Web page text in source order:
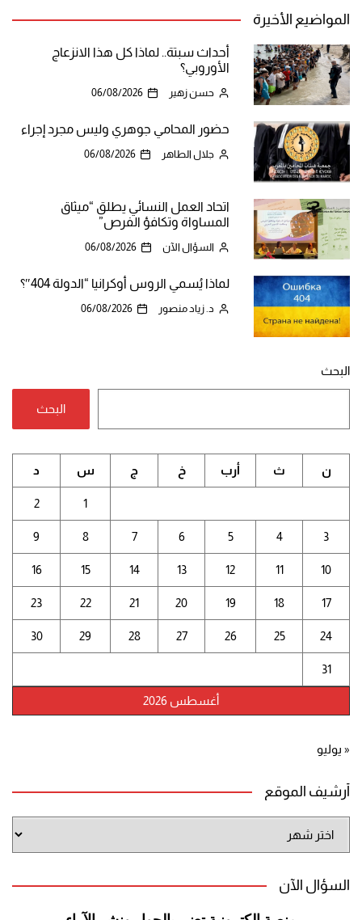
المواضيع الأخيرة
أحداث سبتة.. لماذا كل هذا الانزعاج
الأوروبي؟
حسن زهير 06/08/2026
حضور المحامي جوهري وليس مجرد إجراء
جلال الطاهر 06/08/2026
اتحاد العمل النسائي يطلق “ميثاق
المساواة وتكافؤ الفرص”
السؤال الآن 06/08/2026
لماذا يُسمي الروس أوكرانيا “الدولة 404″؟
د. زياد منصور 06/08/2026
البحث
البحث
أغسطس 2026
ن ث أرب خ ج س د
1
2
3
4
5
6
7
8
9
10
11
12
13
14
15
16
17
18
19
20
21
22
23
24
25
26
27
28
29
30
31
« يوليو
أرشيف الموقع
الموقع
السؤال الآن